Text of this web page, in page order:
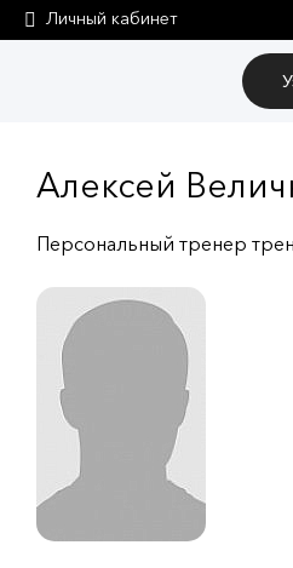
Личный кабинет
Алексей
Персональный тренер